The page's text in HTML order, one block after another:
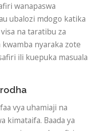
wanapaswa
ubalozi mdogo katika
na taratibu za
nyaraka zote
ili kuepuka masuala
vya uhamiaji na
kimataifa. Baada ya